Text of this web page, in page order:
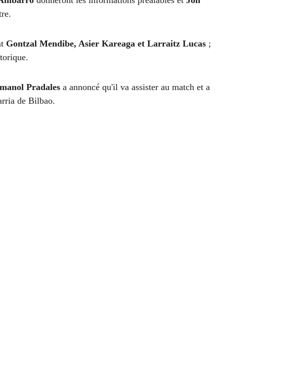
Gontzal Mendibe, Asier Kareaga et Larraitz Lucas ;
Pradales a annoncé qu'il va assister au match et a
de Bilbao.